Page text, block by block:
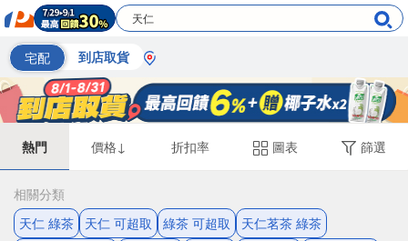
宅配 到店取貨
熱門 價格↓ 折扣率 圖表 篩選
相關分類
天仁 綠茶
天仁 可超取 綠茶 可超取
天仁茗茶 綠茶